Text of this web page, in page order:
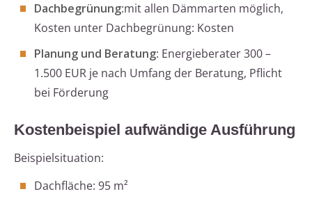
Dachbegrünung:mit allen Dämmarten möglich,
Kosten unter Dachbegrünung: Kosten
Planung und Beratung: Energieberater 300 –
1.500 EUR je nach Umfang der Beratung, Pflicht
bei Förderung
Kostenbeispiel aufwändige Ausführung
Beispielsituation:
Dachfläche: 95 m²